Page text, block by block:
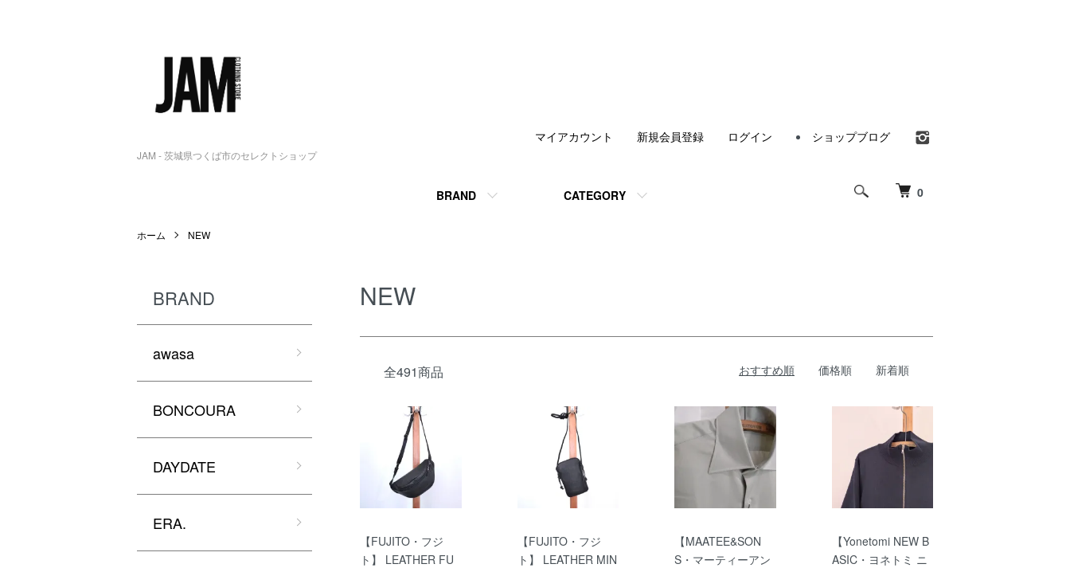
JAM - 茨城県つくば市のセレクトショップ
0
BRAND CATEGORY
マイアカウント 新規会員登録 ログイン ショップブログ
ホーム NEW
NEW
全491商品 おすすめ順 価格順 新着順
【FUJITO・フジ
ト】 LEATHER FU
【FUJITO・フジ
ト】 LEATHER MIN
【MAATEE&SON
S・マーティーアン
【Yonetomi NEW B
ASIC・ヨネトミ ニ
BRAND
awasa
BONCOURA
DAYDATE
ERA.